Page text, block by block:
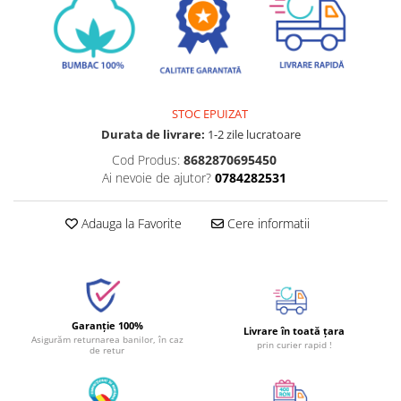
STOC EPUIZAT
Durata de livrare: 1-2 zile lucratoare
Cod Produs: 8682870695450
Ai nevoie de ajutor? 0784282531
Adauga la Favorite Cere informatii
Garanție 100%
Asigurăm returnarea banilor, în caz
de retur
Livrare în toată țara
prin curier rapid !